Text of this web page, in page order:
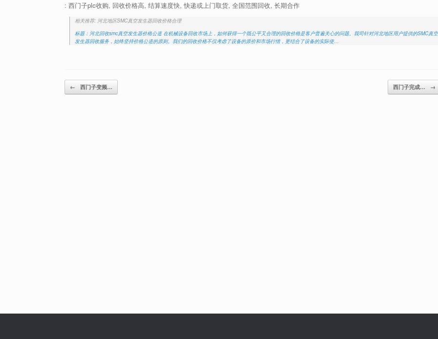
: 西门子plc收购, 回收价格高, 结算速度快, 快递或上门取货, 全国范围回收, 长期合作
相关推荐: 河北地区SMC真空发生器回收价格合理
标题：河北回收smc真空发生器价格公道 在机械设备回收市场上，如何获得一个既公平又合理的回收价格是客户普遍关心的问题。我司针对河北地区用户提供的SMC真空
发生器回收服务，始终坚持价格公道的原则。我们的回收价格不仅考虑了设备的原价和市场行情，更结合了设备的实际使…
Post navigation
← 西门子变频… 西门子完成… →